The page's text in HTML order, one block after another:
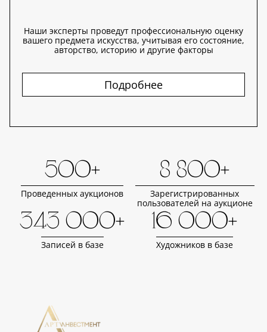
Наши эксперты проведут профессиональную оценку
вашего предмета искусства, учитывая его состояние,
авторство, историю и другие факторы
Подробнее
500+
Проведенных аукционов
8 800+
Зарегистрированных
пользователей на аукционе
343 000+
Записей в базе
16 000+
Художников в базе